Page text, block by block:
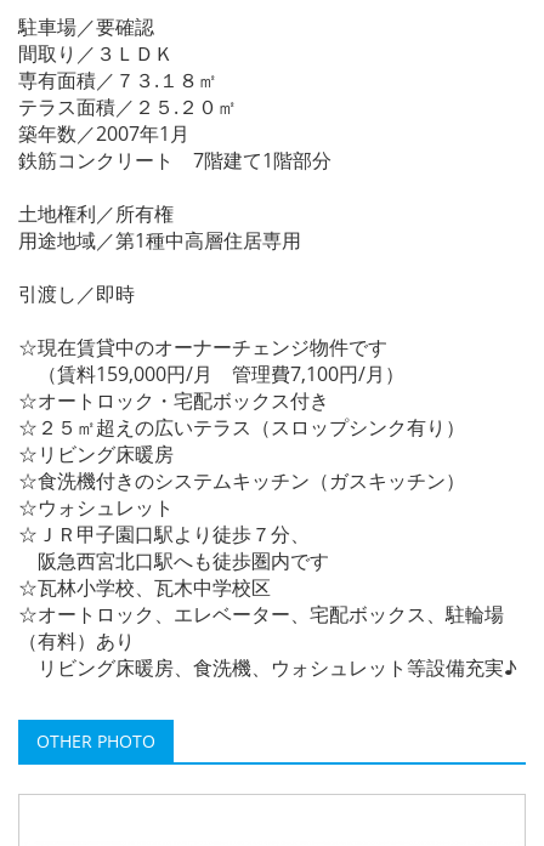
駐車場／要確認
間取り／３ＬＤＫ
専有面積／７３.１８㎡
テラス面積／２５.２０㎡
築年数／2007年1月
鉄筋コンクリート 7階建て1階部分
土地権利／所有権
用途地域／第1種中高層住居専用
引渡し／即時
☆現在賃貸中のオーナーチェンジ物件です
（賃料159,000円/月 管理費7,100円/月）
☆オートロック・宅配ボックス付き
☆２５㎡超えの広いテラス（スロップシンク有り）
☆リビング床暖房
☆食洗機付きのシステムキッチン（ガスキッチン）
☆ウォシュレット
☆ＪＲ甲子園口駅より徒歩７分、
阪急西宮北口駅へも徒歩圏内です
☆瓦林小学校、瓦木中学校区
☆オートロック、エレベーター、宅配ボックス、駐輪場
（有料）あり
リビング床暖房、食洗機、ウォシュレット等設備充実♪
OTHER PHOTO